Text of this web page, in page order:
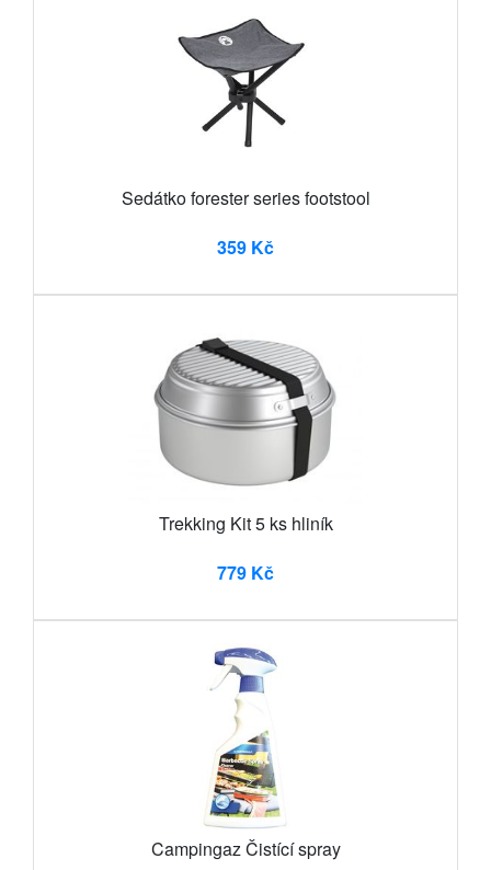
Sedátko forester series footstool
359 Kč
Trekking Kit 5 ks hliník
779 Kč
Campingaz Čistící spray